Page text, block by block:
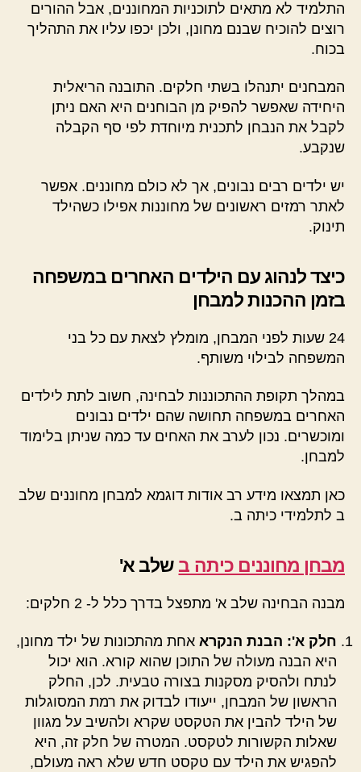
התלמיד לא מתאים לתוכניות המחוננים, אבל ההורים
רוצים להוכיח שבנם מחונן, ולכן יכפו עליו את התהליך
בכוח.
המבחנים יתנהלו בשתי חלקים. התובנה הריאלית
היחידה שאפשר להפיק מן הבוחנים היא האם ניתן
לקבל את הנבחן לתכנית מיוחדת לפי סף הקבלה
שנקבע.
יש ילדים רבים נבונים, אך לא כולם מחוננים. אפשר
לאתר רמזים ראשונים של מחוננות אפילו כשהילד
תינוק.
כיצד לנהוג עם הילדים האחרים במשפחה
בזמן ההכנות למבחן
24 שעות לפני המבחן, מומלץ לצאת עם כל בני
המשפחה לבילוי משותף.
במהלך תקופת ההתכוננות לבחינה, חשוב לתת לילדים
האחרים במשפחה תחושה שהם ילדים נבונים
ומוכשרים. נכון לערב את האחים עד כמה שניתן בלימוד
למבחן.
כאן תמצאו מידע רב אודות דוגמא למבחן מחוננים שלב
ב לתלמידי כיתה ב.
מבחן מחוננים כיתה ב שלב א'
מבנה הבחינה שלב א' מתפצל בדרך כלל ל- 2 חלקים:
חלק א': הבנת הנקרא אחת מהתכונות של ילד מחונן,
היא הבנה מעולה של התוכן שהוא קורא. הוא יכול
לנתח ולהסיק מסקנות בצורה טבעית. לכן, החלק
הראשון של המבחן, ייעודו לבדוק את רמת המסוגלות
של הילד להבין את הטקסט שקרא ולהשיב על מגוון
שאלות הקשורות לטקסט. המטרה של חלק זה, היא
להפגיש את הילד עם טקסט חדש שלא ראה מעולם,